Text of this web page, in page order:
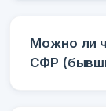
Можно ли
СФР